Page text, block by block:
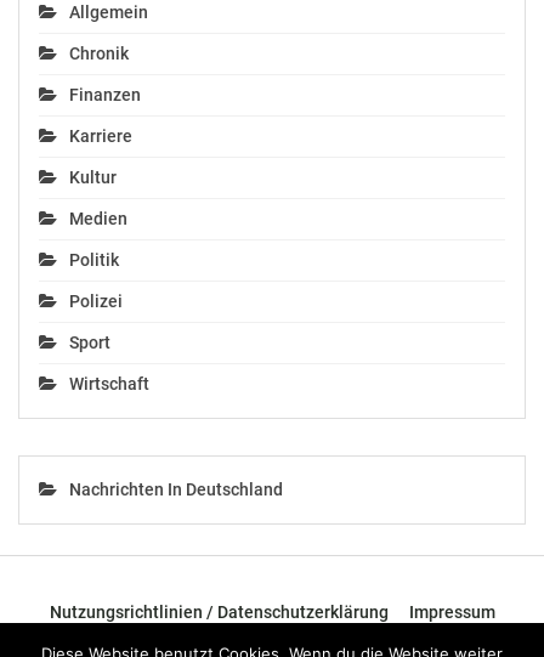
Allgemein
Chronik
Finanzen
Karriere
Kultur
Medien
Politik
Polizei
Sport
Wirtschaft
Nachrichten In Deutschland
Nutzungsrichtlinien / Datenschutzerklärung Impressum